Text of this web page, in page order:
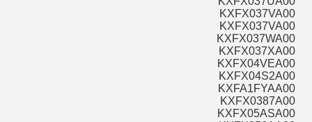
KXFX037VA00
KXFX037VA00
KXFX037WA00
KXFX037XA00
KXFX04VEA00
KXFX04S2A00
KXFA1FYAA00
KXFX0387A00
KXFX05ASA00